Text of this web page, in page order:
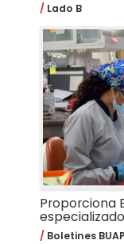
Lado B
Proporciona
Boletines BUAP